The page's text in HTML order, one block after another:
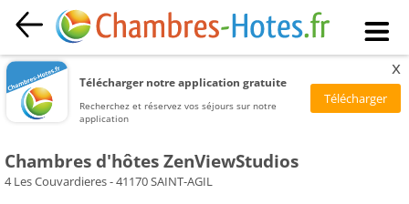
Télécharger notre application gratuite
Recherchez et réservez vos séjours sur notre
application
x
Chambres d'hôtes ZenViewStudios
4 Les Couvardieres - 41170 SAINT-AGIL